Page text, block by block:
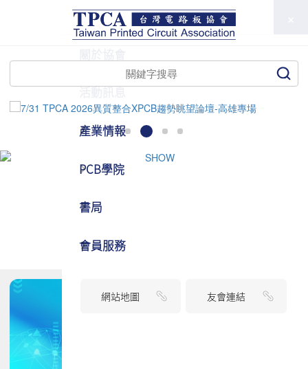
TPCA
活動訊息
產業情報
PCB學院
書局
會員服務
網站地圖 友會連結